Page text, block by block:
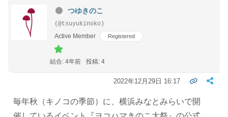
つゆきのこ
(@tsuyukinoko)
Active Member
Registered
結合: 4年前 投稿: 4
2022年12月29日 16:17
毎年秋（キノコの季節）に、横浜みなとみらいで開